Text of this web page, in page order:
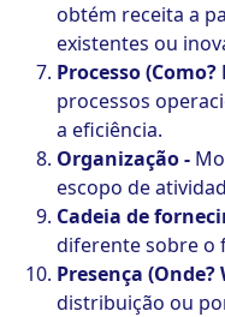
obtém receita a
existentes ou
Processo (Como?
processos
a eficiência.
Organização -
escopo de
Cadeia de
diferente sobre o
Presença (Onde?
distribuição ou